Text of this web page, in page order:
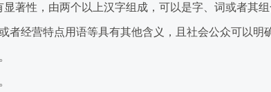
性，由两个以上汉字组成，可以是字、词或者其组
经营特点用语等具有其他含义，且社会公众可以明